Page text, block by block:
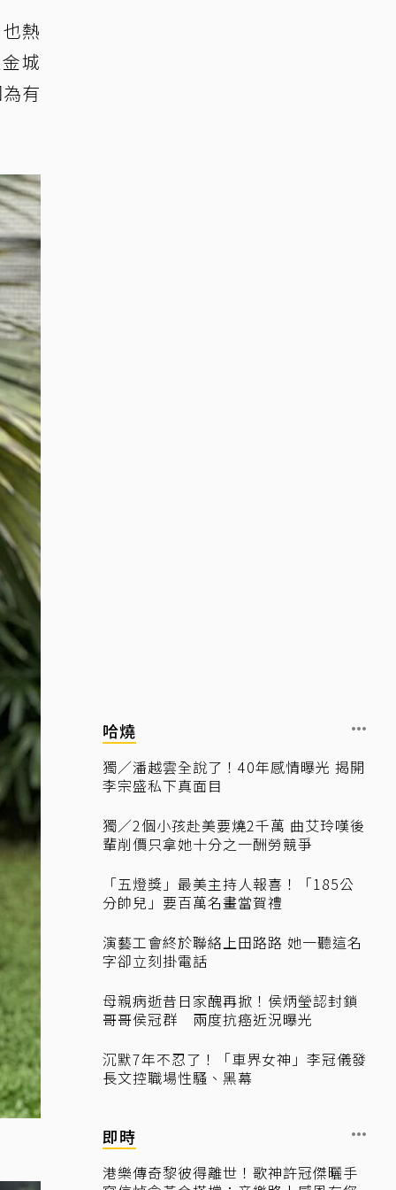
熱
城
有
哈燒
獨／潘越雲全說了！40年感情曝光 揭開
李宗盛私下真面目
獨／2個小孩赴美要燒2千萬 曲艾玲嘆後
輩削價只拿她十分之一酬勞競爭
「五燈獎」最美主持人報喜！「185公
分帥兒」要百萬名畫當賀禮
演藝工會終於聯絡上田路路 她一聽這名
字卻立刻掛電話
母親病逝昔日家醜再掀！侯炳瑩認封鎖
哥哥侯冠群 兩度抗癌近況曝光
沉默7年不忍了！「車界女神」李冠儀發
長文控職場性騷、黑幕
即時
港樂傳奇黎彼得離世！歌神許冠傑曬手